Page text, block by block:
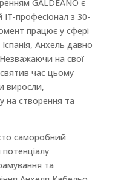
GALDEANO є
професіонал з 30-
працює у сфері
Анхель давно
на свої
час цьому
виросли,
на створення та
саморобний
потенціалу
та